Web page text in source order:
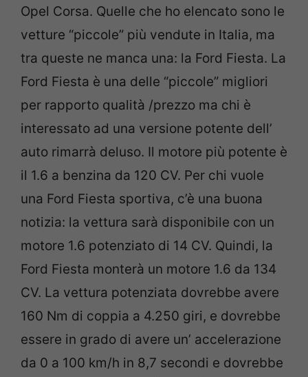
Opel Corsa. Quelle che ho elencato sono le
vetture “piccole” più vendute in Italia, ma
tra queste ne manca una: la Ford Fiesta. La
Ford Fiesta è una delle “piccole” migliori
per rapporto qualità /prezzo ma chi è
interessato ad una versione potente dell’
auto rimarrà deluso. Il motore più potente è
il 1.6 a benzina da 120 CV. Per chi vuole
una Ford Fiesta sportiva, c’è una buona
notizia: la vettura sarà disponibile con un
motore 1.6 potenziato di 14 CV. Quindi, la
Ford Fiesta monterà un motore 1.6 da 134
CV. La vettura potenziata dovrebbe avere
160 Nm di coppia a 4.250 giri, e dovrebbe
essere in grado di avere un’ accelerazione
da 0 a 100 km/h in 8,7 secondi e dovrebbe